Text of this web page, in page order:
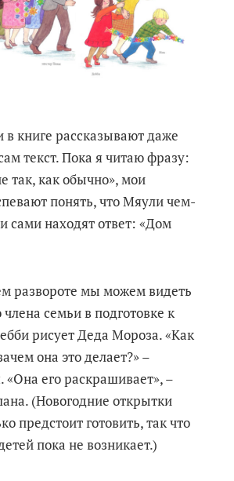
книге рассказывают даже
текст. Пока я читаю фразу:
так, как обычно», мои
понять, что Мяули чем-
сами находят ответ: «Дом
развороте мы можем видеть
семьи в подготовке к
рисует Деда Мороза. «Как
она это делает?» –
его раскрашивает», –
(Новогодние открытки
предстоит готовить, так что
пока не возникает.)